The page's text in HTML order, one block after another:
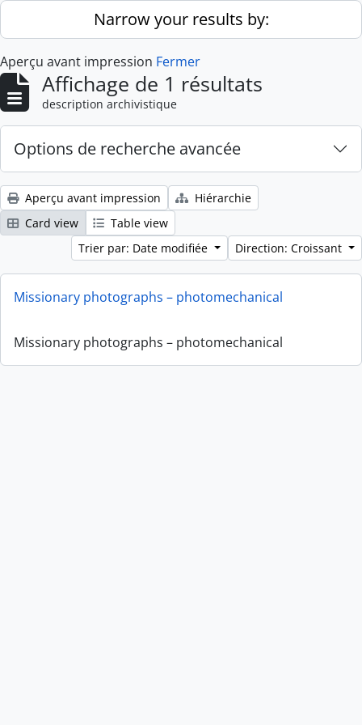
Skip to main contentNarrow your results by:
Aperçu avant impression Fermer
Affichage de 1 résultats
description archivistique
Options de recherche avancée
Aperçu avant impression
Hiérarchie
Card view
Table view
Trier par: Date modifiée
Direction: Croissant
Missionary photographs – photomechanical
Missionary photographs – photomechanical